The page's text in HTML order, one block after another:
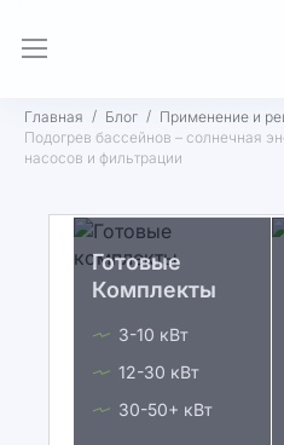
Главная Блог
Применение и
Подогрев бассейнов – солнечная
насосов и фильтрации
Готовые
Комплекты
3-10 кВт
12-30 кВт
30-50+ кВт